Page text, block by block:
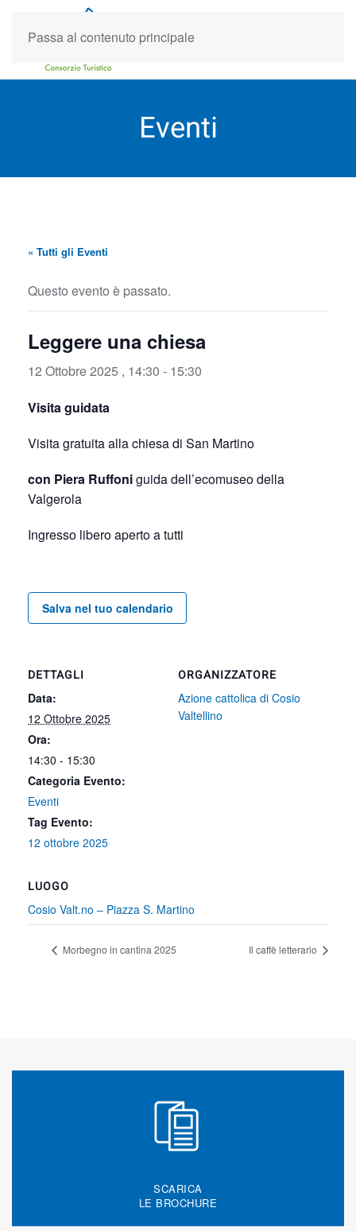
Passa al contenuto principale
Eventi
« Tutti gli Eventi
Questo evento è passato.
Leggere una chiesa
12 Ottobre 2025 , 14:30 - 15:30
Visita guidata
Visita gratuita alla chiesa di San Martino
con Piera Ruffoniguida dell’ecomuseo della
Valgerola
Ingresso libero aperto a tutti
Salva nel tuo calendario
DETTAGLI
Data:
12 Ottobre 2025
Ora:
14:30 - 15:30
Categoria Evento:
Eventi
Tag Evento:
12 ottobre 2025
ORGANIZZATORE
Azione cattolica di Cosio
Valtellino
LUOGO
Cosio Valt.no – Piazza S. Martino
Morbegno in cantina 2025 Il caffè letterario
SCARICA
LE BROCHURE